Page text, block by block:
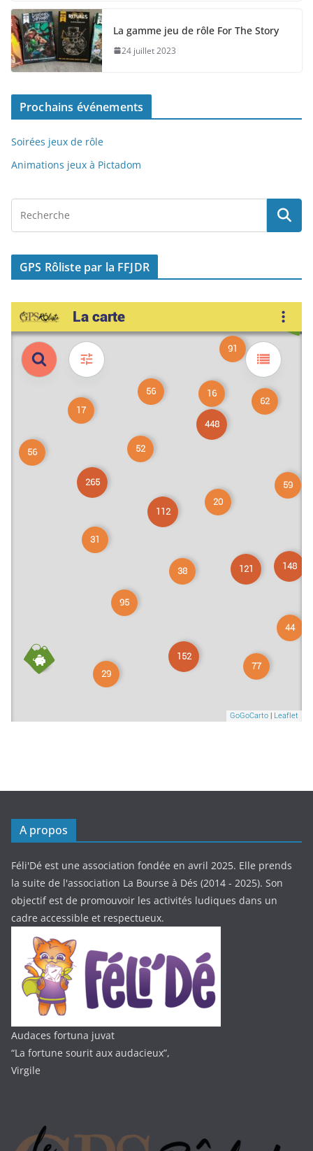
c
e
b
o
o
k
st
o
d
o
n
g
er
La gamme jeu de rôle For The Story
24 juillet 2023
Prochains événements
Soirées jeux de rôle
Animations jeux à Pictadom
GPS Rôliste par la FFJDR
A propos
Féli'Dé est une association fondée en avril 2025. Elle prends
la suite de l'association La Bourse à Dés (2014 - 2025). Son
objectif est de promouvoir les activités ludiques dans un
cadre accessible et respectueux.
Audaces fortuna juvat
“La fortune sourit aux audacieux”,
Virgile